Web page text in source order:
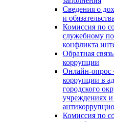
Сведения о
и
Комиссия по
служебному
конфликта
Обратная
коррупции
Онлайн-опрос
коррупции в
городского
учреждениях
Комиссия по